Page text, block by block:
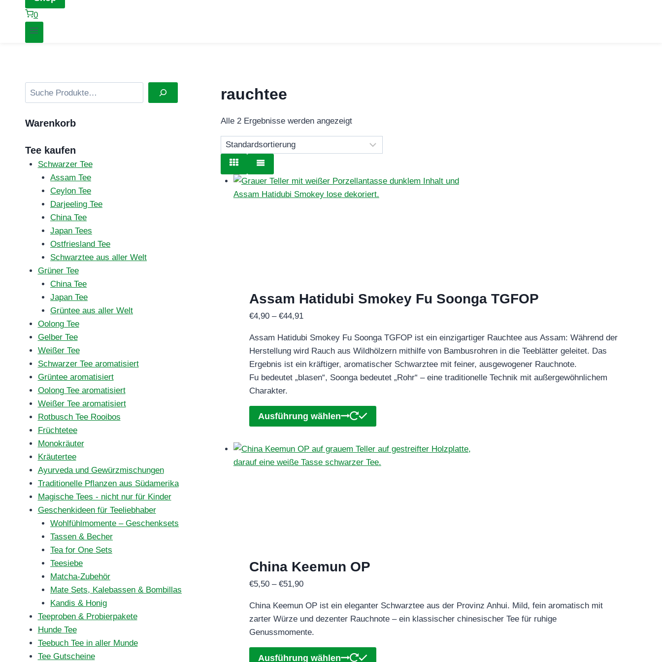
0
rauchtee
Alle 2 Ergebnisse werden angezeigt
Assam Hatidubi Smokey Fu Soonga TGFOP
€4,90 – €44,91Preisspanne:
bis
€44,91
Assam Hatidubi Smokey Fu Soonga TGFOP ist ein einzigartiger Rauchtee aus Assam: Während der
Herstellung wird Rauch aus Wildhölzern mithilfe von Bambusrohren in die Teeblätter geleitet. Das
Ergebnis ist ein kräftiger, aromatischer Schwarztee mit feiner, ausgewogener Rauchnote.
Fu bedeutet „blasen“, Soonga bedeutet „Rohr“ – eine traditionelle Technik mit außergewöhnlichem
Charakter.
Ausführung wählen
Produkt
mehrere
Varianten
China Keemun OP
€5,50 – €51,90Preisspanne:
bis
€51,90
China Keemun OP ist ein eleganter Schwarztee aus der Provinz Anhui. Mild, fein aromatisch mit
zarter Würze und dezenter Rauchnote – ein klassischer chinesischer Tee für ruhige
Genussmomente.
Ausführung wählen
Suchen
Warenkorb
Tee kaufen
Schwarzer Tee
Assam Tee
Ceylon Tee
Darjeeling Tee
China Tee
Japan Tees
Ostfriesland Tee
Schwarztee aus aller Welt
Grüner Tee
China Tee
Japan Tee
Grüntee aus aller Welt
Oolong Tee
Gelber Tee
Weißer Tee
Schwarzer Tee aromatisiert
Grüntee aromatisiert
Oolong Tee aromatisiert
Weißer Tee aromatisiert
Rotbusch Tee Rooibos
Früchtetee
Monokräuter
Kräutertee
Ayurveda und Gewürzmischungen
Traditionelle Pflanzen aus Südamerika
Magische Tees - nicht nur für Kinder
Geschenkideen für Teeliebhaber
Wohlfühlmomente – Geschenksets
Tassen & Becher
Tea for One Sets
Teesiebe
Matcha-Zubehör
Mate Sets, Kalebassen & Bombillas
Kandis & Honig
Teeproben & Probierpakete
Hunde Tee
Teebuch Tee in aller Munde
Tee Gutscheine